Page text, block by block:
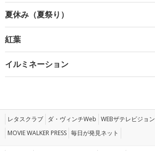
夏休み（夏祭り）
紅葉
イルミネーション
レタスクラブ ダ・ヴィンチWeb WEBザテレビジョン
MOVIE WALKER PRESS 毎日が発見ネット